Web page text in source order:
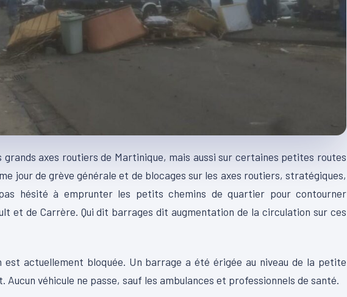
axes routiers de Martinique, mais aussi sur certaines petites routes
jour de grève générale et de blocages sur les axes routiers, stratégiques,
pas hésité à emprunter les petits chemins de quartier pour contourner
et de Carrère. Qui dit barrages dit augmentation de la circulation sur ces
actuellement bloquée. Un barrage a été érigée au niveau de la petite
Aucun véhicule ne passe, sauf les ambulances et professionnels de santé.